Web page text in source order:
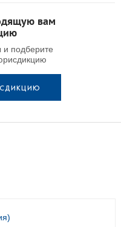
вам
и подберите